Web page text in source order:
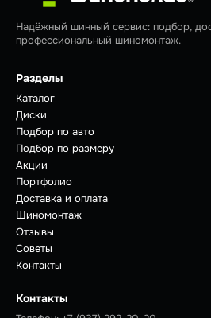
Надёжный шинный сервис: подбор,
профессиональный шиномонтаж.
Разделы
Каталог
Диски
Подбор по авто
Подбор по размеру
Акции
Портфолио
Доставка и оплата
Шиномонтаж
Отзывы
Советы
Контакты
Контакты